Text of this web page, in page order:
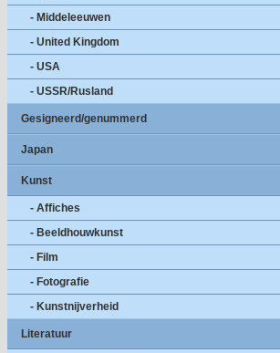
- Middeleeuwen
- United Kingdom
- USA
- USSR/Rusland
Gesigneerd/genummerd
Japan
Kunst
- Affiches
- Beeldhouwkunst
- Film
- Fotografie
- Kunstnijverheid
Literatuur